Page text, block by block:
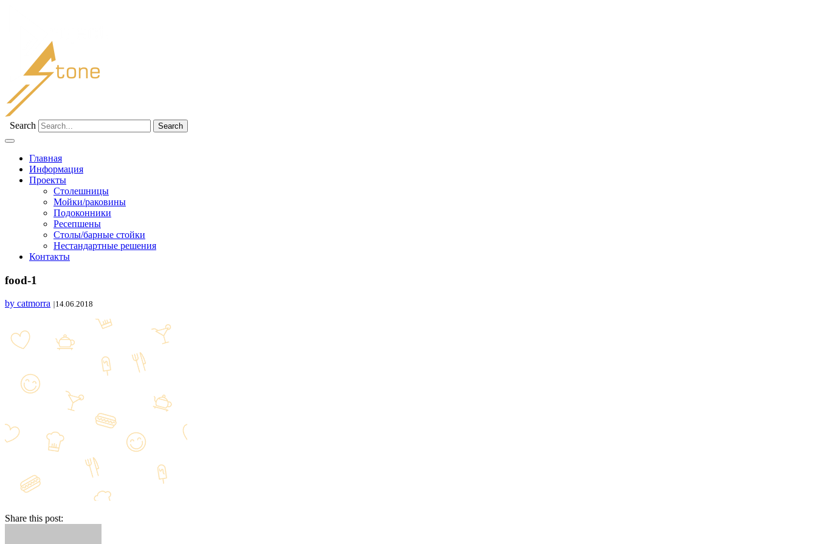
Search
Главная
Информация
Проекты
Столешницы
Мойки/раковины
Подоконники
Ресепшены
Столы/барные стойки
Нестандартные решения
Контакты
food-1
by catmorra |14.06.2018
Share this post: